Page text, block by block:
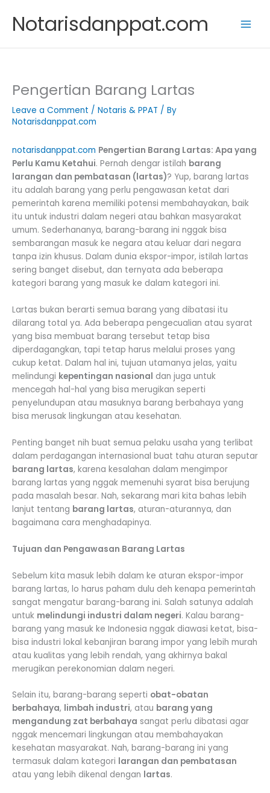
content
Notarisdanppat.com
Pengertian Barang Lartas
Leave a Comment / Notaris & PPAT / By
Notarisdanppat.com
notarisdanppat.com Pengertian Barang Lartas: Apa yang
Perlu Kamu Ketahui. Pernah dengar istilah barang
larangan dan pembatasan (lartas)? Yup, barang lartas
itu adalah barang yang perlu pengawasan ketat dari
pemerintah karena memiliki potensi membahayakan, baik
itu untuk industri dalam negeri atau bahkan masyarakat
umum. Sederhananya, barang-barang ini nggak bisa
sembarangan masuk ke negara atau keluar dari negara
tanpa izin khusus. Dalam dunia ekspor-impor, istilah lartas
sering banget disebut, dan ternyata ada beberapa
kategori barang yang masuk ke dalam kategori ini.
Lartas bukan berarti semua barang yang dibatasi itu
dilarang total ya. Ada beberapa pengecualian atau syarat
yang bisa membuat barang tersebut tetap bisa
diperdagangkan, tapi tetap harus melalui proses yang
cukup ketat. Dalam hal ini, tujuan utamanya jelas, yaitu
melindungi kepentingan nasional dan juga untuk
mencegah hal-hal yang bisa merugikan seperti
penyelundupan atau masuknya barang berbahaya yang
bisa merusak lingkungan atau kesehatan.
Penting banget nih buat semua pelaku usaha yang terlibat
dalam perdagangan internasional buat tahu aturan seputar
barang lartas, karena kesalahan dalam mengimpor
barang lartas yang nggak memenuhi syarat bisa berujung
pada masalah besar. Nah, sekarang mari kita bahas lebih
lanjut tentang barang lartas, aturan-aturannya, dan
bagaimana cara menghadapinya.
Tujuan dan Pengawasan Barang Lartas
Sebelum kita masuk lebih dalam ke aturan ekspor-impor
barang lartas, lo harus paham dulu deh kenapa pemerintah
sangat mengatur barang-barang ini. Salah satunya adalah
untuk melindungi industri dalam negeri. Kalau barang-
barang yang masuk ke Indonesia nggak diawasi ketat, bisa-
bisa industri lokal kebanjiran barang impor yang lebih murah
atau kualitas yang lebih rendah, yang akhirnya bakal
merugikan perekonomian dalam negeri.
Selain itu, barang-barang seperti obat-obatan
berbahaya, limbah industri, atau barang yang
mengandung zat berbahaya sangat perlu dibatasi agar
nggak mencemari lingkungan atau membahayakan
kesehatan masyarakat. Nah, barang-barang ini yang
termasuk dalam kategori larangan dan pembatasan
atau yang lebih dikenal dengan lartas.